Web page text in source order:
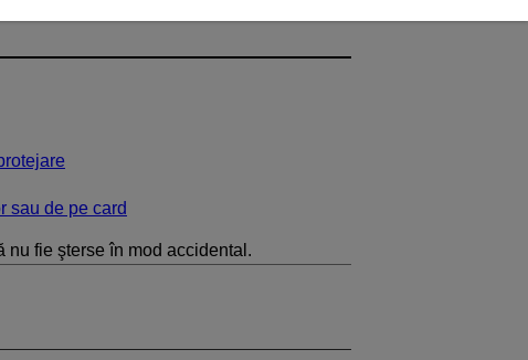
sau de pe card
nu fie şterse în mod accidental.